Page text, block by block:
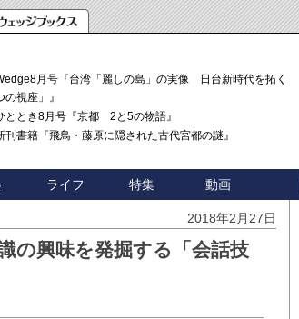
月号『台湾「麗しの島」の実像 日台新時代を拓く「3
の視座」』
ととき8月号『京都 2と5の物語』
刊書籍『飛鳥・藤原に隠された古代宮都の謎』
ライフ 特集 動画
2018年2月27日
の興味を発掘する「会話技